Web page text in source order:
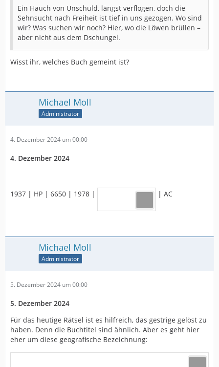
Ein Hauch von Unschuld, längst verflogen, doch die
Sehnsucht nach Freiheit ist tief in uns gezogen. Wo sind
wir? Was suchen wir noch? Hier, wo die Löwen brüllen –
aber nicht aus dem Dschungel.
Wisst ihr, welches Buch gemeint ist?
Michael Moll
Administrator
4. Dezember 2024 um 00:00
4. Dezember 2024
1937 | HP | 6650 | 1978 | | AC
Michael Moll
Administrator
5. Dezember 2024 um 00:00
5. Dezember 2024
Für das heutige Rätsel ist es hilfreich, das gestrige gelöst zu
haben. Denn die Buchtitel sind ähnlich. Aber es geht hier
eher um diese geografische Bezeichnung: